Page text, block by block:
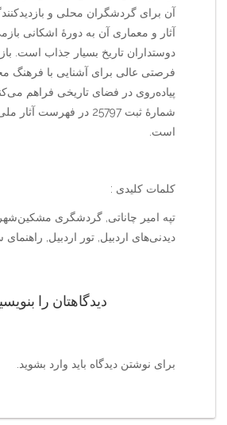
آن برای گردشگران محلی و
آثار و معماری آن به دورهٔ اشکانی
دوستداران تاریخ بسیار جذاب است.
فرصتی عالی برای آشنایی با فرهنگ
پیاده‌روی در فضای تاریخی فراهم
شمارهٔ ثبت 25797 در
است.
کلمات کلیدی :
تپه امیر چاناتی, گردشگری
دیدنی‌های اردبیل, تور اردبیل, راهنمای
دیدگاهتان را
برای نوشتن دیدگاه باید وارد بشوید.